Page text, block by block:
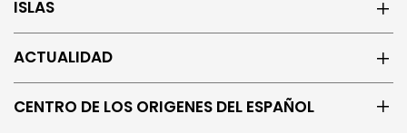
ISLAS
ACTUALIDAD
CENTRO DE LOS ORIGENES DEL ESPAÑOL